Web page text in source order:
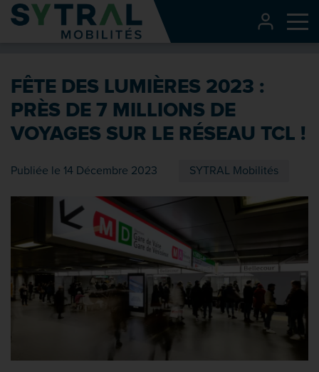
Contenu
Entête de page
Recherche
Pied de page
FÊTE DES LUMIÈRES 2023 :
PRÈS DE 7 MILLIONS DE
VOYAGES SUR LE RÉSEAU TCL !
Publiée le 14 Décembre 2023 SYTRAL Mobilités